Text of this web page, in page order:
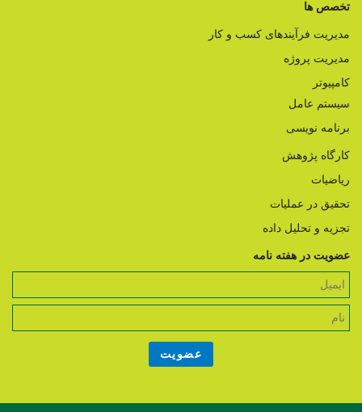
تخصص ها
مدیریت فرآیندهای کسب و کار
مدیریت پروژه
کامپیوتر
سیستم عامل
برنامه نویسی
کارگاه پژوهش
ریاضیات
تحقیق در عملیات
تجزیه و تحلیل داده
عضویت در هفته نامه